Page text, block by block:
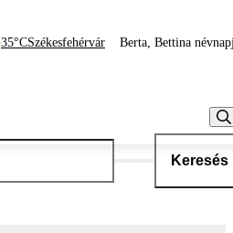
35°CSzékesfehérvár Berta, Bettina
Keresés